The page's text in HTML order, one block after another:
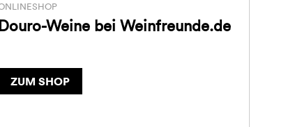
Douro-Weine bei Weinfreunde.de
ZUM SHOP